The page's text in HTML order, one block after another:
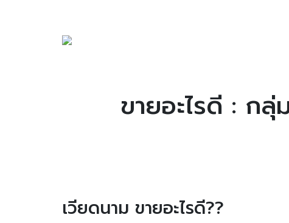
ขายอะไรดี : ก
เวียดนาม ขายอะไรดี??